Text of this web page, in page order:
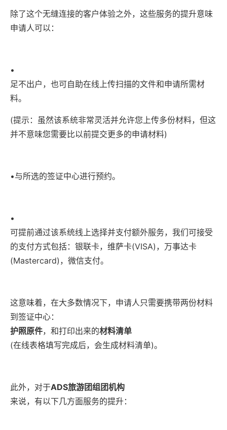
除了这个无缝连接的客户体验之外，这些服务的提升意味
申请人可以：
•
足不出户，也可自助在线上传扫描的文件和申请所需材
料。
(提示：虽然该系统非常灵活并允许您上传多份材料，但这
并不意味您需要比以前提交更多的申请材料)
•与所选的签证中心进行预约。
•
可提前通过该系统线上选择并支付额外服务，我们可接受
的支付方式包括：银联卡，维萨卡(VISA)，万事达卡
(Mastercard)，微信支付。
这意味着，在大多数情况下，申请人只需要携带两份材料
到签证中心：
护照原件，和打印出来的材料清单
(在线表格填写完成后，会生成材料清单)。
此外，对于ADS旅游团组团机构
来说，有以下几方面服务的提升：